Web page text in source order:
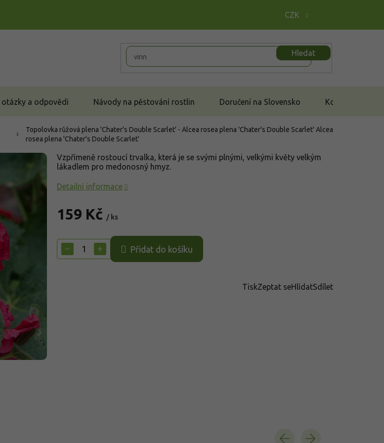
CZK
Hledat
otázky a odpovědi Návody na pěstování rostlin Doručení na Slovensko Kontakt
Topolovka růžová plena 'Chater's Double Scarlet' - Alcea rosea plena 'Chater's Double Scarlet' Alcea
rosea plena 'Chater's Double Scarlet'
159 Kč / ks
cena:
+
− Přidat do košíku
Vzpřímeně rostoucí trvalka, která je se svými plnými, velkými květy velkým
lákadlem pro medonosný hmyz.
Detailní informace
TiskZeptat seHlídatSdílet